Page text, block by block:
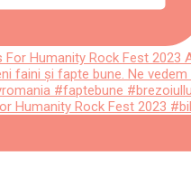
Humanity Rock Fest 2023